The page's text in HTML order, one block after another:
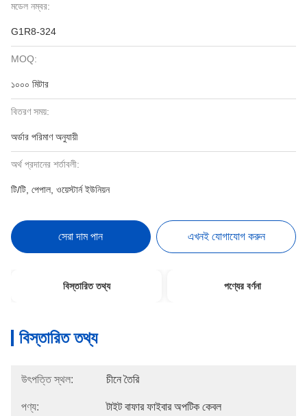
মডেল নম্বর:
G1R8-324
MOQ:
১০০০ মিটার
বিতরণ সময়:
অর্ডার পরিমাণ অনুযায়ী
অর্থ প্রদানের শর্তাবলী:
টি/টি, পেপাল, ওয়েস্টার্ন ইউনিয়ন
সেরা দাম পান এখনই যোগাযোগ করুন
বিস্তারিত তথ্য পণ্যের বর্ণনা
বিস্তারিত তথ্য
উৎপত্তি স্থল: চীনে তৈরি
পণ্য: টাইট বাফার ফাইবার অপটিক কেবল